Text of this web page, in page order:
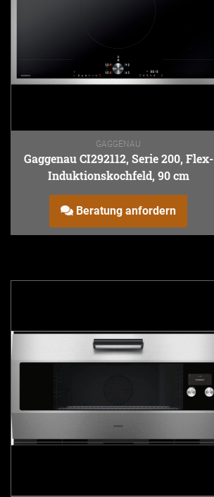
GAGGENAU
Gaggenau CI292112, Serie 200, Flex-
Induktionskochfeld, 90 cm
Beratung anfordern